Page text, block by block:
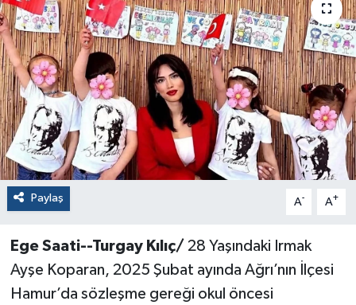
Paylaş A- A+
Ege Saati--Turgay Kılıç/ 28 Yaşındaki Irmak
Ayşe Koparan, 2025 Şubat ayında Ağrı’nın İlçesi
Hamur’da sözleşme gereği okul öncesi